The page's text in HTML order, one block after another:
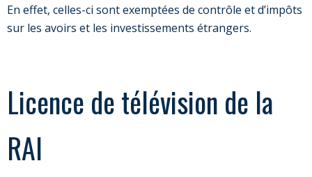
En effet, celles-ci sont exemptées de contrôle et d’impôts
sur les avoirs et les investissements étrangers.
Licence de télévision de la
RAI